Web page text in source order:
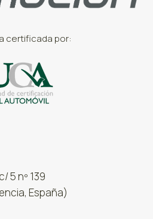
certificada por:
5 nº 139
España)